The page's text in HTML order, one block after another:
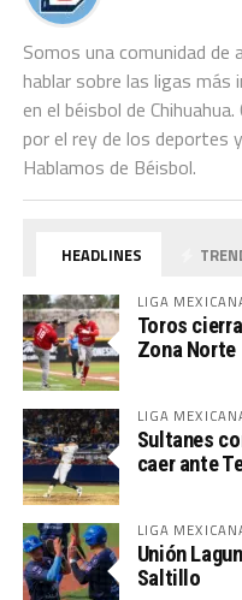
Somos una comunidad de
hablar sobre las ligas
en el béisbol de
por el rey de los deportes
Hablamos de Béisbol.
HEADLINES
LIGA
Toros
Zona Norte
LIGA
Sultanes
caer ante
LIGA
Unión
Saltillo